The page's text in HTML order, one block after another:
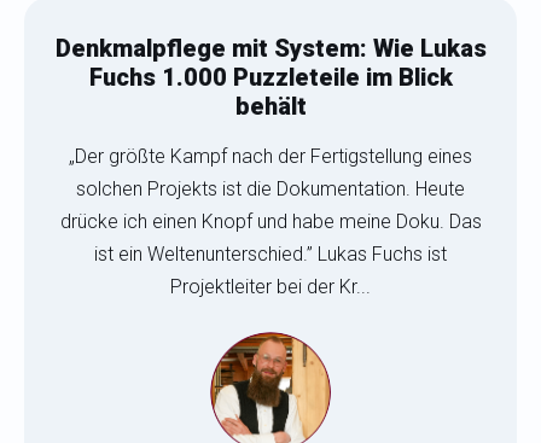
Denkmalpflege mit System: Wie Lukas
Fuchs 1.000 Puzzleteile im Blick
behält
„Der größte Kampf nach der Fertigstellung eines
solchen Projekts ist die Dokumentation. Heute
drücke ich einen Knopf und habe meine Doku. Das
ist ein Weltenunterschied.” Lukas Fuchs ist
Projektleiter bei der Kr...